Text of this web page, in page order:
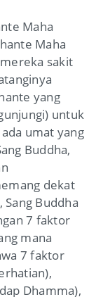
Maha
Maha
sakit
yang
untuk
umat yang
Buddha,
dekat
Buddha
7 faktor
mana
7 faktor
Dhamma),